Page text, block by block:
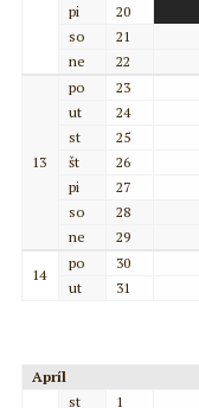
pi
20
so
21
ne
22
13
po
23
ut
24
st
25
št
26
pi
27
so
28
ne
29
14
po
30
ut
31
Apríl
st
1